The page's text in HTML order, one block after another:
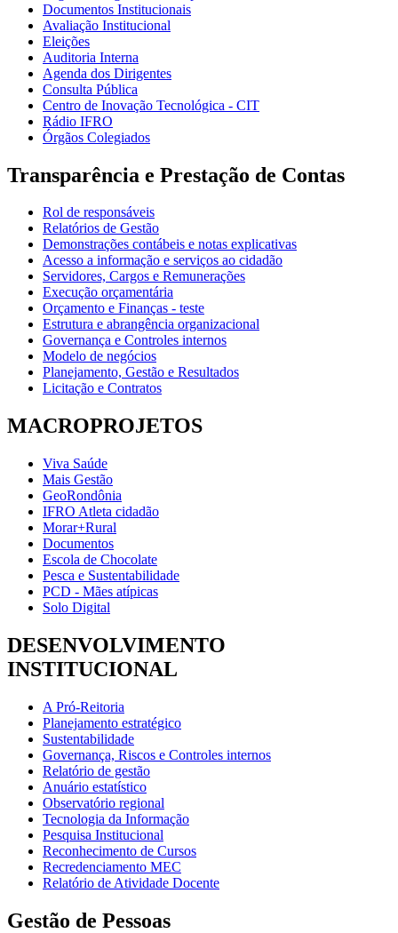
Documentos Institucionais
Avaliação Institucional
Eleições
Auditoria Interna
Agenda dos Dirigentes
Consulta Pública
Centro de Inovação Tecnológica - CIT
Rádio IFRO
Órgãos Colegiados
Transparência e Prestação de Contas
Rol de responsáveis
Relatórios de Gestão
Demonstrações contábeis e notas explicativas
Acesso a informação e serviços ao cidadão
Servidores, Cargos e Remunerações
Execução orçamentária
Orçamento e Finanças - teste
Estrutura e abrangência organizacional
Governança e Controles internos
Modelo de negócios
Planejamento, Gestão e Resultados
Licitação e Contratos
MACROPROJETOS
Viva Saúde
Mais Gestão
GeoRondônia
IFRO Atleta cidadão
Morar+Rural
Documentos
Escola de Chocolate
Pesca e Sustentabilidade
PCD - Mães atípicas
Solo Digital
DESENVOLVIMENTO
INSTITUCIONAL
A Pró-Reitoria
Planejamento estratégico
Sustentabilidade
Governança, Riscos e Controles internos
Relatório de gestão
Anuário estatístico
Observatório regional
Tecnologia da Informação
Pesquisa Institucional
Reconhecimento de Cursos
Recredenciamento MEC
Relatório de Atividade Docente
Gestão de Pessoas